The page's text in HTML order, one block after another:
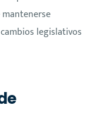
legislativos